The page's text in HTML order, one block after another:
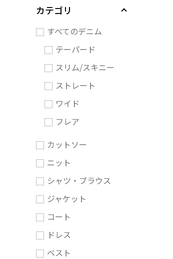
カテゴリ
すべてのデニム
テーパード
スリム/スキニー
ストレート
ワイド
フレア
カットソー
ニット
シャツ・ブラウス
ジャケット
コート
ドレス
ベスト